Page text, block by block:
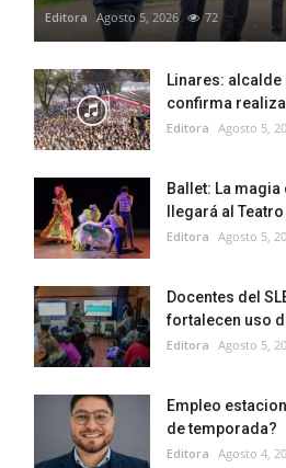
Editora Agosto 5, 2026 72
Linares: alcalde
confirma
Editora Agosto 5,
Ballet: La magia
llegará al
Editora Agosto 5,
Docentes del
fortalecen uso
Editora Agosto 5,
Empleo
de temporada?
Editora Agosto 4,